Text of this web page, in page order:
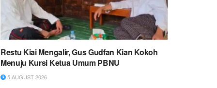
Restu Kiai Mengalir, Gus Gudfan Kian Kokoh
Menuju Kursi Ketua Umum PBNU
5 AUGUST 2026